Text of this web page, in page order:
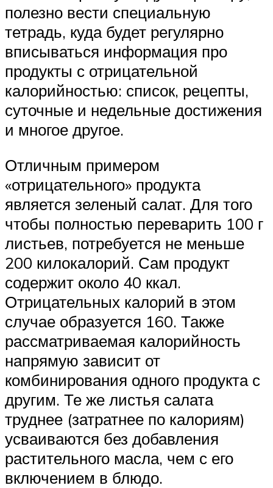
полезно вести специальную
тетрадь, куда будет регулярно
вписываться информация про
продукты с отрицательной
калорийностью: список, рецепты,
суточные и недельные достижения
и многое другое.
Отличным примером
«отрицательного» продукта
является зеленый салат. Для того
чтобы полностью переварить 100 г
листьев, потребуется не меньше
200 килокалорий. Сам продукт
содержит около 40 ккал.
Отрицательных калорий в этом
случае образуется 160. Также
рассматриваемая калорийность
напрямую зависит от
комбинирования одного продукта с
другим. Те же листья салата
труднее (затратнее по калориям)
усваиваются без добавления
растительного масла, чем с его
включением в блюдо.